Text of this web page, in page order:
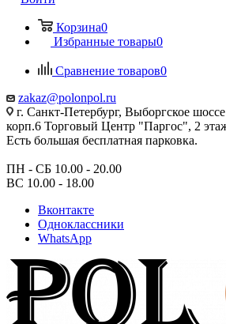
Корзина0
Избранные товары0
Сравнение товаров0
zakaz@polonpol.ru
г. Санкт-Петербург, Выборгское
корп.6 Торговый Центр "Паргос", 2
Есть большая бесплатная парковка.
ПН - СБ 10.00 - 20.00
ВС 10.00 - 18.00
Вконтакте
Одноклассники
WhatsApp